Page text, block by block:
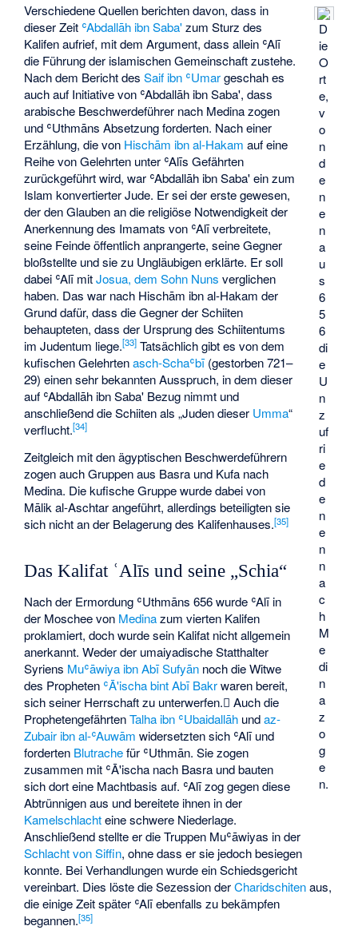
D
ie
O
rt
e,
v
o
n
d
e
n
e
n
a
u
s
6
5
6
di
e
U
n
z
uf
ri
e
d
e
n
e
n
n
a
c
h
M
e
di
n
a
z
o
g
e
n.
Verschiedene Quellen berichten davon, dass in
dieser Zeit ʿAbdallāh ibn Saba'zum Sturz des
Kalifen aufrief, mit dem Argument, dass allein ʿAlī
die Führung der islamischen Gemeinschaft zustehe.
Nach dem Bericht desSaif ibn ʿUmargeschah es
auch auf Initiative von ʿAbdallāh ibn Saba', dass
arabische Beschwerdeführer nach Medina zogen
und ʿUthmāns Absetzung forderten. Nach einer
Erzählung, die von Hischām ibn al-Hakam auf eine
Reihe von Gelehrten unter ʿAlīs Gefährten
zurückgeführt wird, war ʿAbdallāh ibn Saba' ein zum
Islam konvertierter Jude. Er sei der erste gewesen,
der den Glauben an die religiöse Notwendigkeit der
Anerkennung des Imamats von ʿAlī verbreitete,
seine Feinde öffentlich anprangerte, seine Gegner
bloßstellte und sie zu Ungläubigen erklärte. Er soll
dabei ʿAlī mitJosua, dem Sohn Nuns verglichen
haben. Das war nach Hischām ibn al-Hakam der
Grund dafür, dass die Gegner der Schiiten
behaupteten, dass der Ursprung des Schiitentums
im Judentum liege.[33] Tatsächlich gibt es von dem
kufischen Gelehrtenasch-Schaʿbī(gestorben 721–
29) einen sehr bekannten Ausspruch, in dem dieser
auf ʿAbdallāh ibn Saba' Bezug nimmt und
anschließend die Schiiten als „Juden dieser Umma“
verflucht.[34]
Zeitgleich mit den ägyptischen Beschwerdeführern
zogen auch Gruppen aus Basra und Kufa nach
Medina. Die kufische Gruppe wurde dabei von
Mālik al-Aschtar angeführt, allerdings beteiligten sie
sich nicht an der Belagerung des Kalifenhauses.[35]
Das Kalifat ʿAlīs und seine „Schia“
Nach der Ermordung ʿUthmāns 656 wurde ʿAlī in
der Moschee von Medinazum vierten Kalifen
proklamiert, doch wurde sein Kalifat nicht allgemein
anerkannt. Weder der umaiyadische Statthalter
Syriens Muʿāwiya ibn Abī Sufyān noch die Witwe
des Propheten ʿĀ'ischa bint Abī Bakrwaren bereit,
sich seiner Herrschaft zu unterwerfen. ِAuch die
ProphetengefährtenTalha ibn ʿUbaidallāh undaz-
Zubair ibn al-ʿAuwām widersetzten sich ʿAlī und
forderten Blutrachefür ʿUthmān. Sie zogen
zusammen mit ʿĀ'ischa nach Basra und bauten
sich dort eine Machtbasis auf. ʿAlī zog gegen diese
Abtrünnigen aus und bereitete ihnen in der
Kamelschlachteine schwere Niederlage.
Anschließend stellte er die Truppen Muʿāwiyas in der
Schlacht von Siffin, ohne dass er sie jedoch besiegen
konnte. Bei Verhandlungen wurde ein Schiedsgericht
vereinbart. Dies löste die Sezession derCharidschitenaus,
die einige Zeit später ʿAlī ebenfalls zu bekämpfen
begannen.[35]